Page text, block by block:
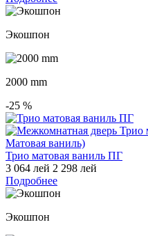
Экошпон
2000 mm
-25 %
Трио матовая ваниль ПГ
3 064 лей 2 298 лей
Подробнее
Экошпон